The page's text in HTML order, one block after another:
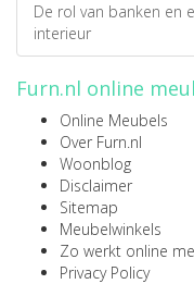
De rol van banken en
interieur
Furn.nl online
Online Meubels
Over Furn.nl
Woonblog
Disclaimer
Sitemap
Meubelwinkels
Zo werkt online
Privacy Policy